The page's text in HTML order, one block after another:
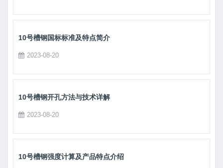
10号槽钢国标标准及特点简介
2023-08-20
10号槽钢开孔方法与技术详解
2023-08-20
10号槽钢强度计算及产品特点介绍